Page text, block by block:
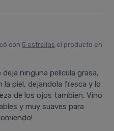
con 5 estrellas el producto en
ninguna pelicula grasa,
la piel, dejandola fresca y lo
de los ojos tambien. Vino
y muy suaves para